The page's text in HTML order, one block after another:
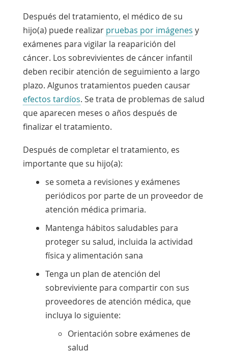
Después del tratamiento, el médico de su
hijo(a) puede realizar pruebas por imágenes y
exámenes para vigilar la reaparición del
cáncer. Los sobrevivientes de cáncer infantil
deben recibir atención de seguimiento a largo
plazo. Algunos tratamientos pueden causar
efectos tardíos. Se trata de problemas de salud
que aparecen meses o años después de
finalizar el tratamiento.
Después de completar el tratamiento, es
importante que su hijo(a):
se someta a revisiones y exámenes
periódicos por parte de un proveedor de
atención médica primaria.
Mantenga hábitos saludables para
proteger su salud, incluida la actividad
física y alimentación sana
Tenga un plan de atención del
sobreviviente para compartir con sus
proveedores de atención médica, que
incluya lo siguiente:
Orientación sobre exámenes de
salud